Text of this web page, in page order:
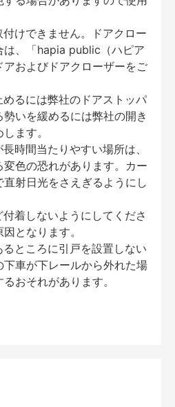
けできません。ドアクロー
は、「hapia public（ハピア
およびドアクローザーをご
るには弊社のドアストッパ
いを緩めるには弊社の開き
ます。
時間当たりやすい場所は、
色の恐れがあります。カー
射日光をさえぎるようにし
着しないようにしてくださ
となります。
ところに引戸を設置しない
下車が下レールから外れた場
おそれがあります。